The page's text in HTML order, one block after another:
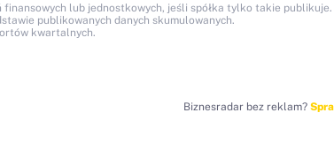
lub jednostkowych, jeśli spółka tylko takie publikuje.
publikowanych danych skumulowanych.
kwartalnych.
Biznesradar bez reklam?